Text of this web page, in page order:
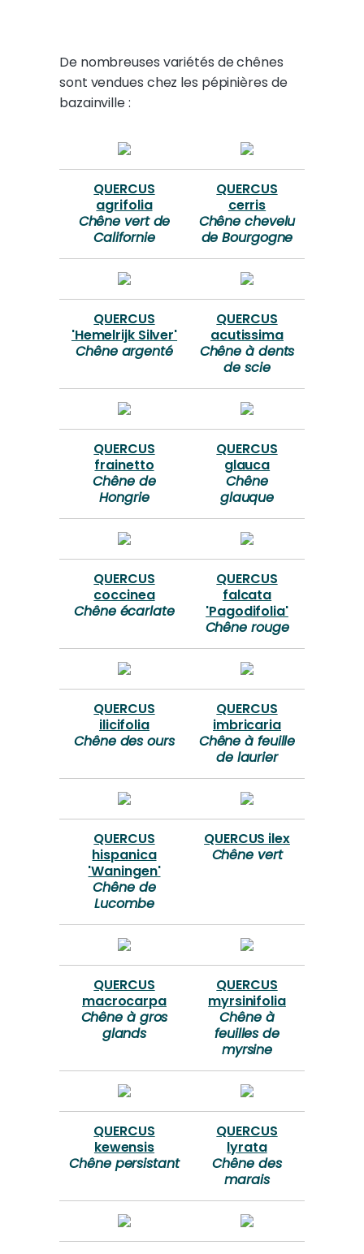
De nombreuses variétés de chênes
sont vendues chez les pépinières de
bazainville :
QUERCUS
agrifolia
Chêne vert de
Californie
QUERCUS
cerris
Chêne chevelu
de Bourgogne
QUERCUS
'Hemelrijk Silver'
Chêne argenté
QUERCUS
acutissima
Chêne à dents
de scie
QUERCUS
frainetto
Chêne de
Hongrie
QUERCUS
glauca
Chêne
glauque
QUERCUS
coccinea
Chêne écarlate
QUERCUS
falcata
'Pagodifolia'
Chêne rouge
QUERCUS
ilicifolia
Chêne des ours
QUERCUS
imbricaria
Chêne à feuille
de laurier
QUERCUS
hispanica
'Waningen'
Chêne de
Lucombe
QUERCUS ilex
Chêne vert
QUERCUS
macrocarpa
Chêne à gros
glands
QUERCUS
myrsinifolia
Chêne à
feuilles de
myrsine
QUERCUS
kewensis
Chêne persistant
QUERCUS
lyrata
Chêne des
marais